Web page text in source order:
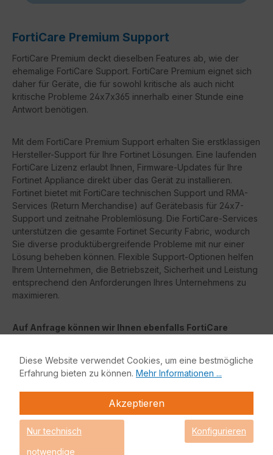
FortiCare Premium Support
FortiCare Premium deckt dieselben Features ab, wie der
ehemalige FortiCare Support. FortiCare Premium eignet sich
daher für Geräte, die für sowohl kritische als auch nicht
kritische Probleme 24x7x365 innerhalb einer Stunde eine
Antwort benötigen.
Mit dem FortiCare Premium Support erhalten Sie erstklassigen
Hersteller-Support für Ihre Fortinet Lösungen. Eine laufenden
FortiCare Lizenz erlaubt Ihnen, Firmware-Updates für Ihre
Fortinet Appliance direkt über das Gerät zu installieren.
Fortinet bietet mit FortiCare technischen Support und RMA-
Services (Return Merchandise) auf Gerätebasis für 24x7-
Support und zeitnahe Problemlösung. Die FortiCare-Services
unterstützen die gesamte Fortinet Security Fabric, wodurch
Sie diverse produktübergreifende Probleme mit nur einer
Lösung beheben können. Flexible Support-Optionen helfen
Ihrem Unternehmen, die Betriebszeit, Sicherheit und Leistung
entsprechend den Anforderungen Ihres Unternehmens zu
maximieren.
Auf Anfrage können wir Ihnen ebenfalls FortiCare
Tabelle.
FortiCareElite Services bietet erweiterte Service-Level-
Agreements (SLAs
) und beschleunigte Problemlösung.
Dieses erweiterte Support-Angebot bietet Zugang zu einem
Diese Website verwendet Cookies, um eine bestmögliche
Erfahrung bieten zu können. Mehr Informationen ...
Akzeptieren
Nur technisch
notwendige
Konfigurieren